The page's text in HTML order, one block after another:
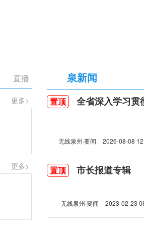
直播
更多>
更多>
泉新闻
置顶 全省深入学习贯彻习
无线泉州·要闻 2026-08-08
置顶 市长报道专辑
无线泉州·要闻 2023-02-23